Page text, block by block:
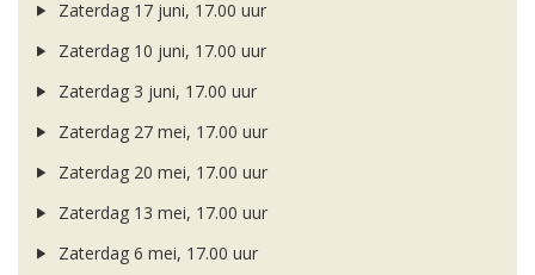
Zaterdag 17 juni, 17.00 uur
Zaterdag 10 juni, 17.00 uur
Zaterdag 3 juni, 17.00 uur
Zaterdag 27 mei, 17.00 uur
Zaterdag 20 mei, 17.00 uur
Zaterdag 13 mei, 17.00 uur
Zaterdag 6 mei, 17.00 uur